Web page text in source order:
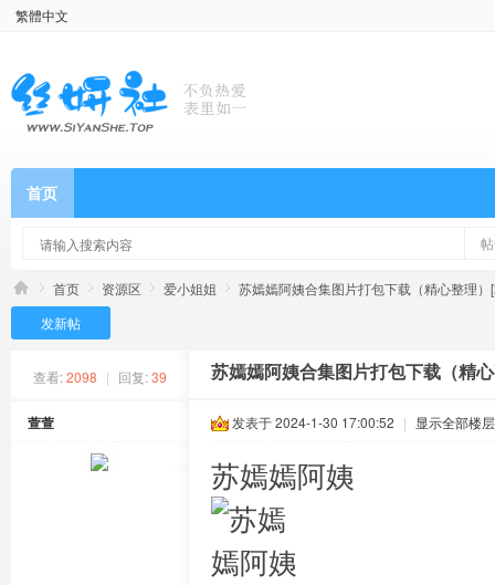
繁體中文
首页
首页 资源区 爱小姐姐
苏嫣嫣阿姨合集图片打包下载（精心整理）
发新帖
查看: 2098 | 回复: 39 苏嫣嫣阿姨合集图片打包下载（精
萱萱 发表于 2024-1-30 17:00:52 | 显示全部楼层
苏嫣嫣阿姨